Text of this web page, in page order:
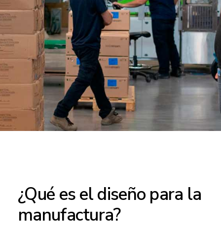
¿Qué es el diseño para la
manufactura?